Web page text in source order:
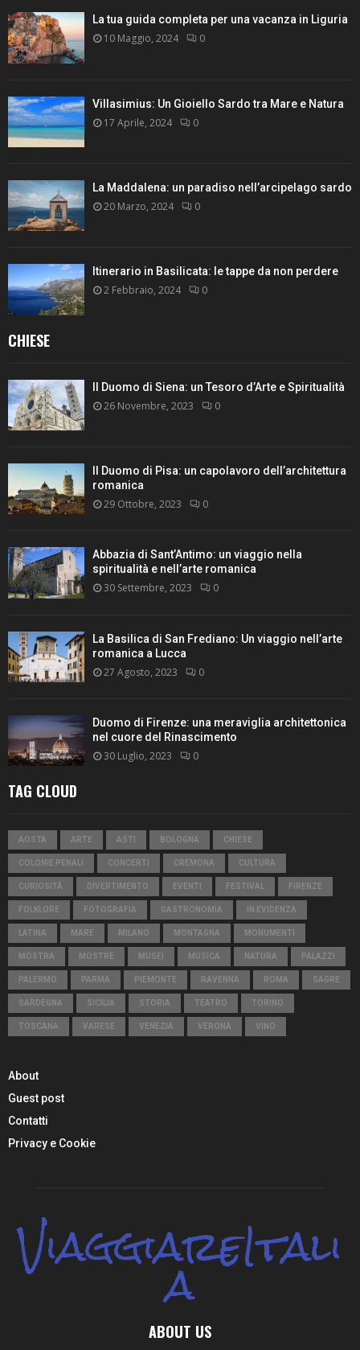
La tua guida completa per una vacanza in Liguria
10 Maggio, 2024 0
Villasimius: Un Gioiello Sardo tra Mare e Natura
17 Aprile, 2024 0
La Maddalena: un paradiso nell’arcipelago sardo
20 Marzo, 2024 0
Itinerario in Basilicata: le tappe da non perdere
2 Febbraio, 2024 0
CHIESE
Il Duomo di Siena: un Tesoro d’Arte e Spiritualità
26 Novembre, 2023 0
Il Duomo di Pisa: un capolavoro dell’architettura
romanica
29 Ottobre, 2023 0
Abbazia di Sant’Antimo: un viaggio nella
spiritualità e nell’arte romanica
30 Settembre, 2023 0
La Basilica di San Frediano: Un viaggio nell’arte
romanica a Lucca
27 Agosto, 2023 0
Duomo di Firenze: una meraviglia architettonica
nel cuore del Rinascimento
30 Luglio, 2023 0
TAG CLOUD
AOSTA ARTE ASTI BOLOGNA CHIESE
COLONIE PENALI CONCERTI CREMONA CULTURA
CURIOSITÀ DIVERTIMENTO EVENTI FESTIVAL FIRENZE
FOLKLORE FOTOGRAFIA GASTRONOMIA IN EVIDENZA
LATINA MARE MILANO MONTAGNA MONUMENTI
MOSTRA MOSTRE MUSEI MUSICA NATURA PALAZZI
PALERMO PARMA PIEMONTE RAVENNA ROMA SAGRE
SARDEGNA SICILIA STORIA TEATRO TORINO
TOSCANA VARESE VENEZIA VERONA VINO
About
Guest post
Contatti
Privacy e Cookie
ViaggiareItali
a
ABOUT US